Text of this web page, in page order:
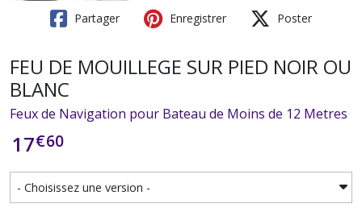
Partager Enregistrer Poster
FEU DE MOUILLEGE SUR PIED NOIR OU
BLANC
Feux de Navigation pour Bateau de Moins de 12 Metres
17€60